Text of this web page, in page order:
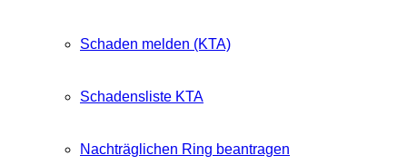
Schaden melden (KTA)
Schadensliste KTA
Nachträglichen Ring beantragen